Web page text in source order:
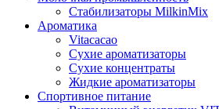
Стабилизаторы MilkinMix
Ароматика
Vitacacao
Сухие ароматизаторы
Сухие концентраты
Жидкие ароматизаторы
Спортивное питание